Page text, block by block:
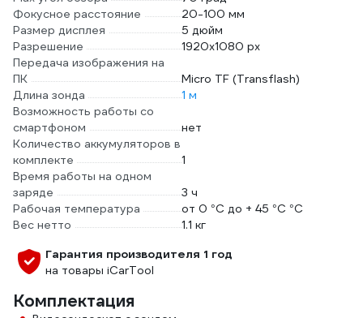
Фокусное расстояние
20-100 мм
Размер дисплея
5 дюйм
Разрешение
1920х1080 px
Передача изображения на
ПК
Micro TF (Transflash)
Длина зонда
1 м
Возможность работы со
смартфоном
нет
Количество аккумуляторов в
комплекте
1
Время работы на одном
заряде
3 ч
Рабочая температура
от 0 °C до + 45 °C °С
Вес нетто
1.1 кг
Гарантия производителя 1 год
на товары iCarTool
Комплектация